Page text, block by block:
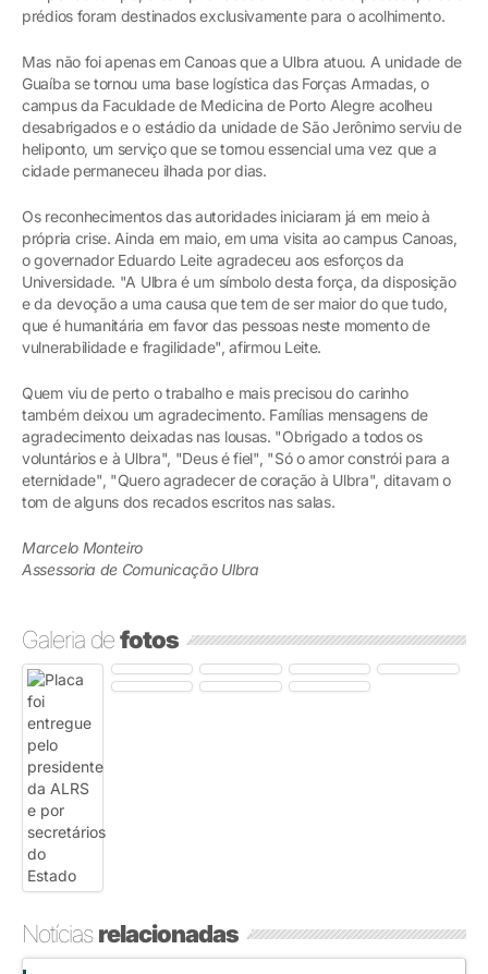
prédios foram destinados exclusivamente para o acolhimento.
Mas não foi apenas em Canoas que a Ulbra atuou. A unidade de
Guaíba se tornou uma base logística das Forças Armadas, o
campus da Faculdade de Medicina de Porto Alegre acolheu
desabrigados e o estádio da unidade de São Jerônimo serviu de
heliponto, um serviço que se tornou essencial uma vez que a
cidade permaneceu ilhada por dias.
Os reconhecimentos das autoridades iniciaram já em meio à
própria crise. Ainda em maio, em uma visita ao campus Canoas,
o governador Eduardo Leite agradeceu aos esforços da
Universidade. "A Ulbra é um símbolo desta força, da disposição
e da devoção a uma causa que tem de ser maior do que tudo,
que é humanitária em favor das pessoas neste momento de
vulnerabilidade e fragilidade", afirmou Leite.
Quem viu de perto o trabalho e mais precisou do carinho
também deixou um agradecimento. Famílias mensagens de
agradecimento deixadas nas lousas. "Obrigado a todos os
voluntários e à Ulbra", "Deus é fiel", "Só o amor constrói para a
eternidade", "Quero agradecer de coração à Ulbra", ditavam o
tom de alguns dos recados escritos nas salas.
Marcelo Monteiro
Assessoria de Comunicação Ulbra
Galeria defotos
Notíciasrelacionadas